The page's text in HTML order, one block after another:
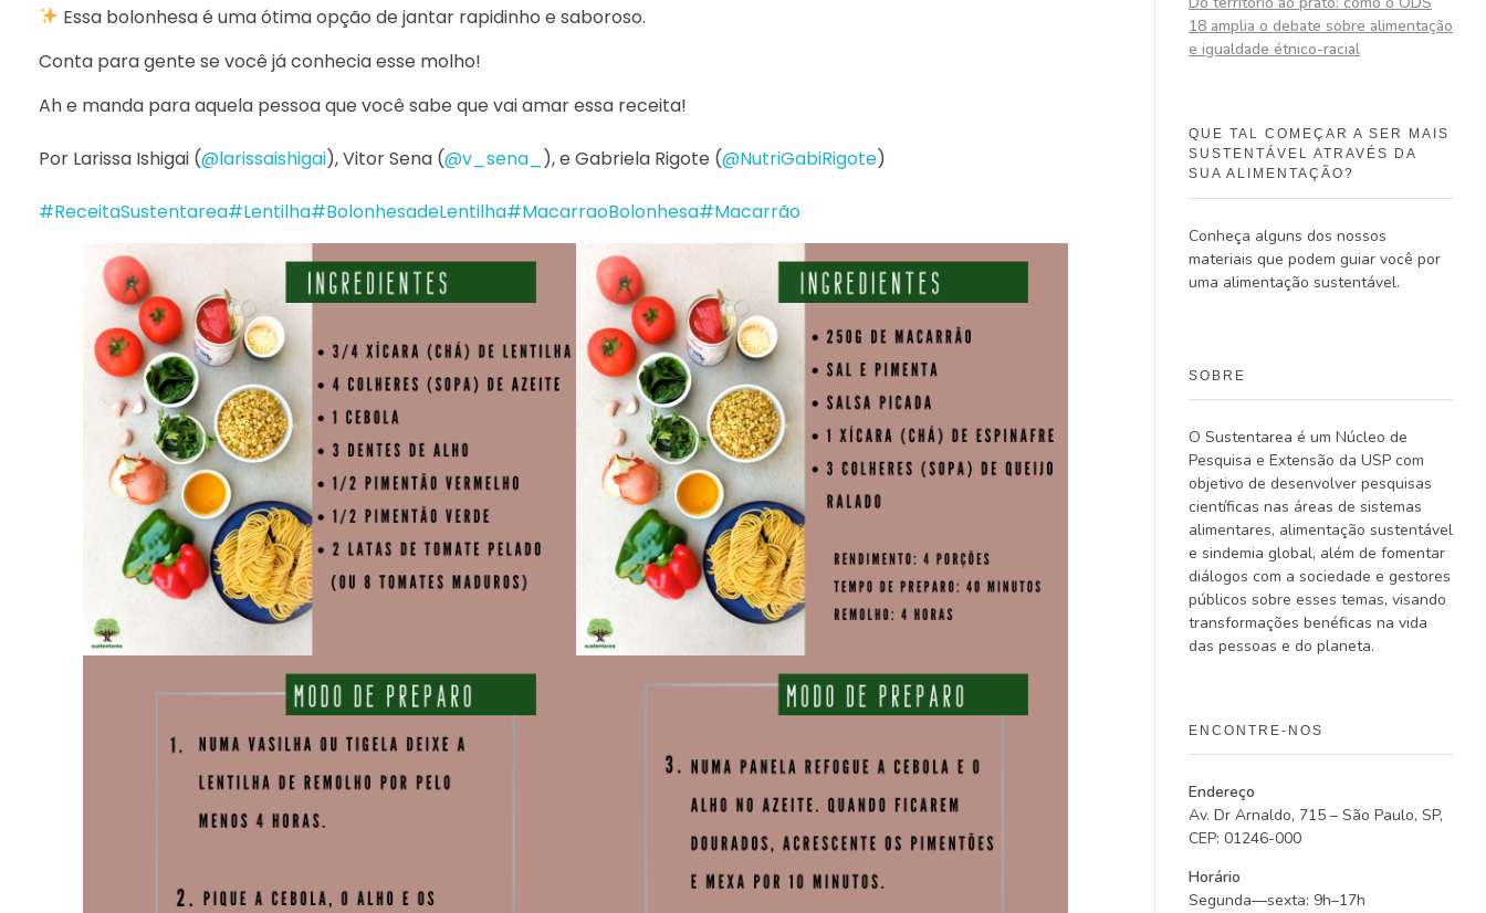
Essa bolonhesa é uma ótima opção de jantar rapidinho e saboroso.
Conta para gente se você já conhecia esse molho!
Ah e manda para aquela pessoa que você sabe que vai amar essa receita!
Por Larissa Ishigai (@larissaishigai), Vitor Sena (@v_sena_ ), e Gabriela Rigote (@NutriGabiRigote)
#ReceitaSustentarea#Lentilha#BolonhesadeLentilha#MacarraoBolonhesa#Macarrão
18 amplia o debate sobre alimentação
e igualdade étnico-racial
QUE TAL COMEÇAR A SER MAIS
SUSTENTÁVEL ATRAVÉS DA
SUA ALIMENTAÇÃO?
Conheça alguns dos nossos
materiais que podem guiar você por
uma alimentação sustentável.
SOBRE
O Sustentarea é um Núcleo de
Pesquisa e Extensão da USP com
objetivo de desenvolver pesquisas
científicas nas áreas de sistemas
alimentares, alimentação sustentável
e sindemia global, além de fomentar
diálogos com a sociedade e gestores
públicos sobre esses temas, visando
transformações benéficas na vida
das pessoas e do planeta.
ENCONTRE-NOS
Endereço
Av. Dr Arnaldo, 715 – São Paulo, SP,
CEP: 01246-000
Horário
Segunda—sexta: 9h–17h